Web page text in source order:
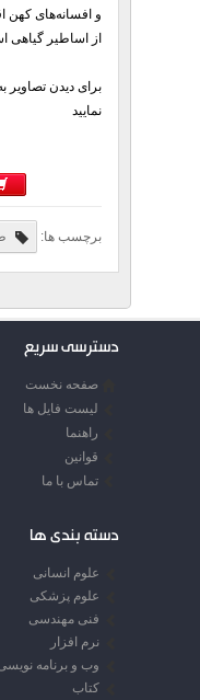
و افسانه‌های کهن
از اساطیر گیاهی
برای دیدن
نمایید
برچسب ها:
دسترسی سریع
صفحه نخست
لیست فایل ها
راهنما
قوانین
تماس با ما
دسته بندی ها
علوم انسانی
علوم پزشکی
فنی مهندسی
نرم افزار
وب و برنامه
کتاب